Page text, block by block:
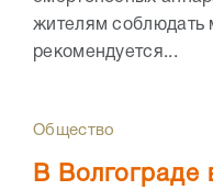
жителям соблюдать
рекомендуется...
Общество
В Волгограде